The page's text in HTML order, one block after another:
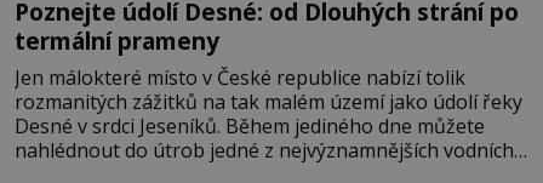
Poznejte údolí Desné: od Dlouhých strání po
termální prameny
Jen málokteré místo v České republice nabízí tolik
rozmanitých zážitků na tak malém území jako údolí řeky
Desné v srdci Jeseníků. Během jediného dne můžete
nahlédnout do útrob jedné z nejvýznamnějších vodních